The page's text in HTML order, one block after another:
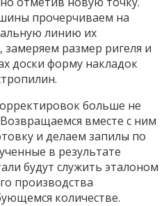
прочерчиваем на
линию их
замеряем размер ригеля и
доски форму накладок
больше не
вместе с ним
и делаем запилы по
в результате
будут служить эталоном
производства
количестве.